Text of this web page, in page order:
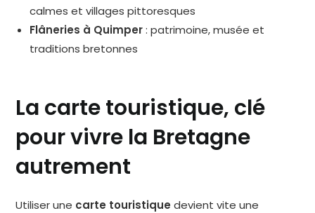
calmes et villages pittoresques
Flâneries à Quimper: patrimoine, musée et
traditions bretonnes
La carte touristique, clé
pour vivre la Bretagne
autrement
Utiliser une carte touristique devient vite une